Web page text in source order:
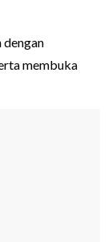
dengan
membuka